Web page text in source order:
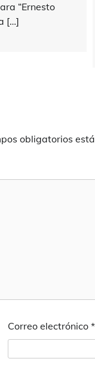
“Ernesto
[…]
obligatorios
Correo electrónico *